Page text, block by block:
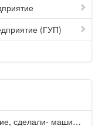
(ГУП)
Подогнал сделать развал-схождение, сделали- машина уходит на право и колеса проверил все хорошо с атмосферами ужас как можно делать авто, не ужели не берегут свою репутацию, не советую.